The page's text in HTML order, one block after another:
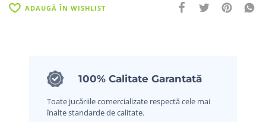
ADAUGĂ ÎN WISHLIST
100% Calitate Garantată
Toate jucăriile comercializate respectă cele mai
înalte standarde de calitate.